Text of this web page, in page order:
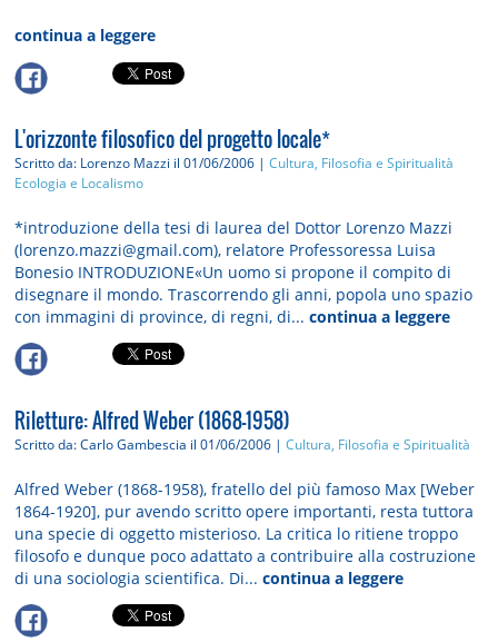
continua a leggere
L'orizzonte filosofico del progetto locale*
Scritto da: Lorenzo Mazzi il 01/06/2006 |Cultura, Filosofia e Spiritualità
Ecologia e Localismo
*introduzione della tesi di laurea del Dottor Lorenzo Mazzi
(lorenzo.mazzi@gmail.com), relatore Professoressa Luisa
Bonesio INTRODUZIONE«Un uomo si propone il compito di
disegnare il mondo. Trascorrendo gli anni, popola uno spazio
con immagini di province, di regni, di...continua a leggere
Riletture: Alfred Weber (1868-1958)
Scritto da: Carlo Gambescia il 01/06/2006 |Cultura, Filosofia e Spiritualità
Alfred Weber (1868-1958), fratello del più famoso Max [Weber
1864-1920], pur avendo scritto opere importanti, resta tuttora
una specie di oggetto misterioso. La critica lo ritiene troppo
filosofo e dunque poco adattato a contribuire alla costruzione
di una sociologia scientifica. Di...continua a leggere